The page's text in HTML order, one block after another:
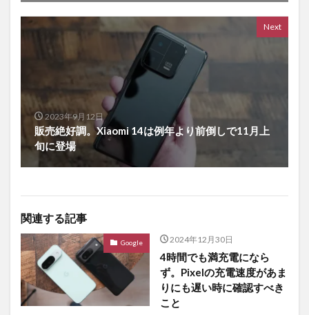
Next
2023年9月12日
販売絶好調。Xiaomi 14は例年より前倒しで11月上
旬に登場
関連する記事
Google 2024年12月30日
4時間でも満充電になら
ず。Pixelの充電速度があま
りにも遅い時に確認すべき
こと